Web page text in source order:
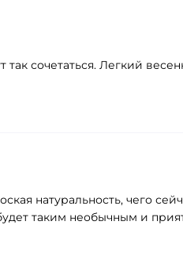
сочетаться. Легкий
натуральность, чего
таким необычным и